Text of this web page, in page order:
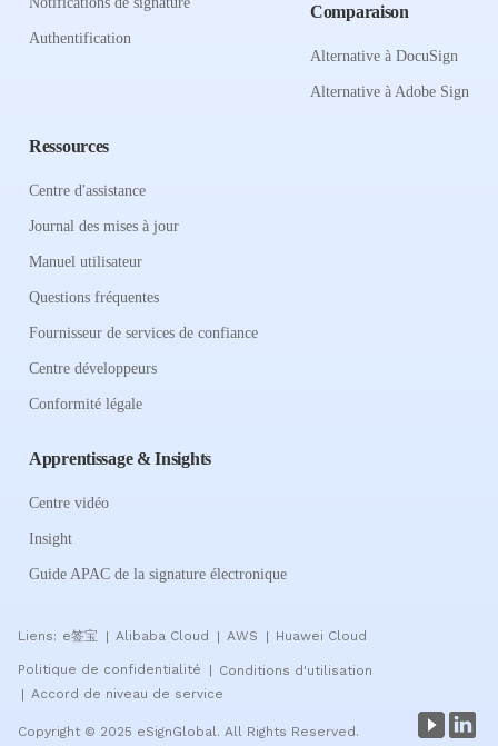
Authentification
Comparaison
Alternative à DocuSign
Alternative à Adobe Sign
Ressources
Centre d'assistance
Journal des mises à jour
Manuel utilisateur
Questions fréquentes
Fournisseur de services de confiance
Centre développeurs
Conformité légale
Apprentissage & Insights
Centre vidéo
Insight
Guide APAC de la signature électronique
Liens: e签宝 | Alibaba Cloud | AWS | Huawei Cloud
Politique de confidentialité
Conditions d'utilisation
| Accord de niveau de service
Copyright © 2025 eSignGlobal. All Rights Reserved.